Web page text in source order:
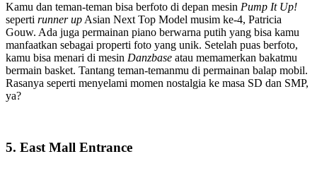
Kamu dan teman-teman bisa berfoto di depan mesin Pump It Up!
seperti runner up Asian Next Top Model musim ke-4, Patricia
Gouw. Ada juga permainan piano berwarna putih yang bisa kamu
manfaatkan sebagai properti foto yang unik. Setelah puas berfoto,
kamu bisa menari di mesin Danzbase atau memamerkan bakatmu
bermain basket. Tantang teman-temanmu di permainan balap mobil.
Rasanya seperti menyelami momen nostalgia ke masa SD dan SMP,
ya?
5. East Mall Entrance